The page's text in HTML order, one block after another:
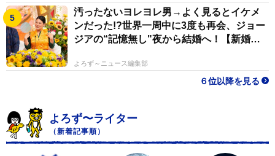
汚ったないヨレヨレ男→よく見るとイケメ
ンだった!?世界一周中に3度も再会、ジョー
ジアの“記憶無し"夜から結婚へ！【新婚さ
よろず～ニュース編集部
６位以降を見る
よろず〜ライター
（新着記事順）